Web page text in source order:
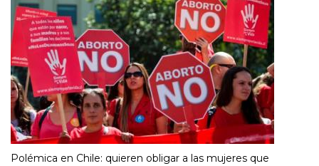
Polémica en Chile: quieren obligar a las mujeres que